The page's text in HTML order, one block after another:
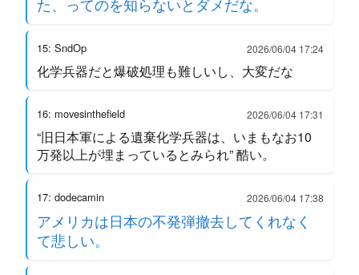
た、ってのを知らないとダメだな。
15: SndOp 2026/06/04 17:24
化学兵器だと爆破処理も難しいし、大変だな
16: movesinthefield 2026/06/04 17:31
“旧日本軍による遺棄化学兵器は、いまもなお10
万発以上が埋まっているとみられ” 酷い。
17: dodecamin 2026/06/04 17:38
アメリカは日本の不発弾撤去してくれなく
て悲しい。